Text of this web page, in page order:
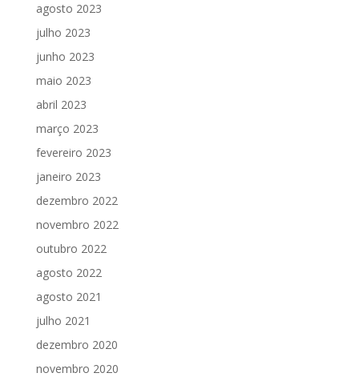
agosto 2023
julho 2023
junho 2023
maio 2023
abril 2023
março 2023
fevereiro 2023
janeiro 2023
dezembro 2022
novembro 2022
outubro 2022
agosto 2022
agosto 2021
julho 2021
dezembro 2020
novembro 2020